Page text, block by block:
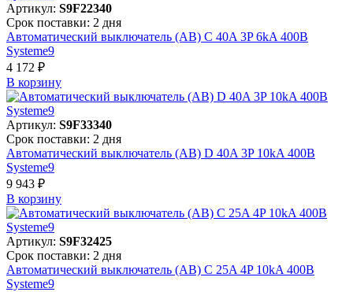
Артикул: S9F22340
Срок поставки: 2 дня
Автоматический выключатель (АВ) C 40A 3P 6kA 400В
Systeme9
4 172 ₽
В корзинy
Артикул: S9F33340
Срок поставки: 2 дня
Автоматический выключатель (АВ) D 40A 3P 10kA 400В
Systeme9
9 943 ₽
В корзинy
Артикул: S9F32425
Срок поставки: 2 дня
Автоматический выключатель (АВ) C 25A 4P 10kA 400В
Systeme9